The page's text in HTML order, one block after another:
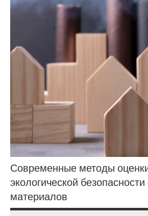
Современные методы
экологической
материалов